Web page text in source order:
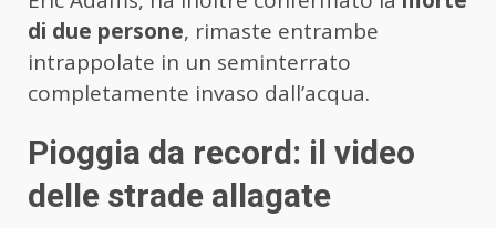
di due persone, rimaste entrambe
intrappolate in un seminterrato
completamente invaso dall’acqua.
Pioggia da record: il video
delle strade allagate